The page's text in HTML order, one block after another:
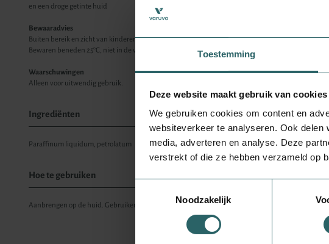
Toestemming
Deze website maakt gebruik van cookies
We gebruiken cookies om content en
websiteverkeer te analyseren. Ook
media, adverteren en analyse. Deze
verstrekt of die ze hebben verzameld op
Toestemmingsselectie
Noodzakelijk
en een droge getinte huid
Bewaaradvies
Buiten bereik en zicht van kinderen bewaren.
Bewaren beneden 25°C, niet in de vriezer
Waarschuwingen
Alleen voor uitwendig gebruik.
Ingrediënten
Paraffinum liquidum, petrolatum
Hoe te gebruiken
Aanbrengen op de huid. Gebruiken bij zeer droge huid en een droge getinte huid